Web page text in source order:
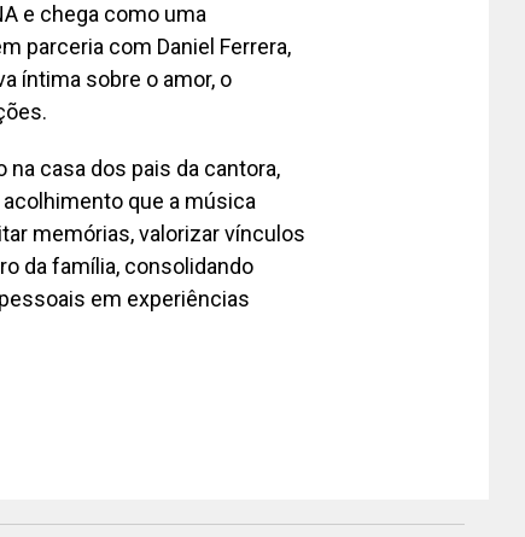
e chega como uma
parceria com Daniel Ferrera,
íntima sobre o amor, o
casa dos pais da cantora,
que a música
memórias, valorizar vínculos
da família, consolidando
em experiências